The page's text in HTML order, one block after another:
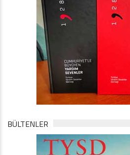
BÜLTENLER